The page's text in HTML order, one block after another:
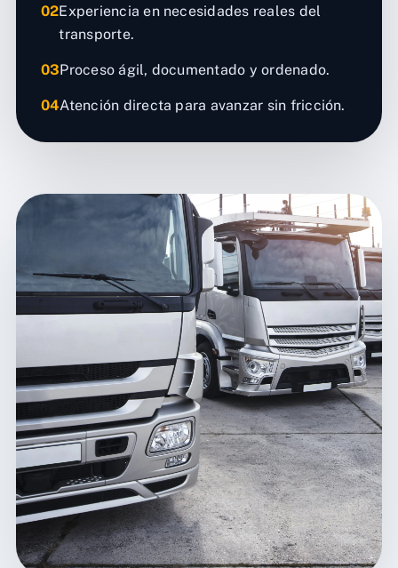
02Experiencia en necesidades reales del
transporte.
03Proceso ágil, documentado y ordenado.
04Atención directa para avanzar sin fricción.